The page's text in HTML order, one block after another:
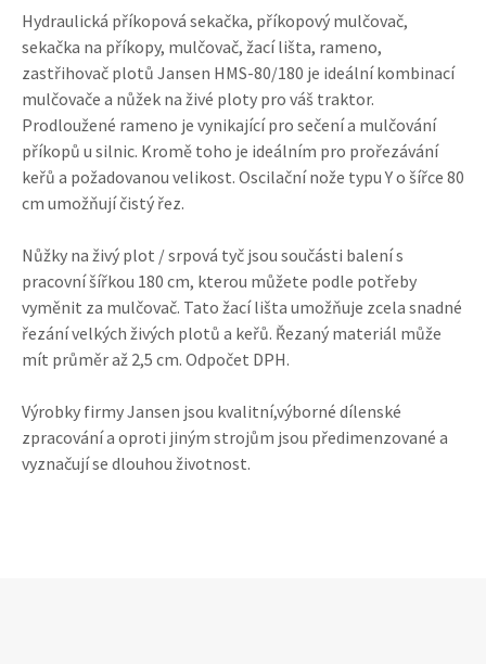
Hydraulická příkopová sekačka, příkopový mulčovač,
sekačka na příkopy, mulčovač, žací lišta, rameno,
zastřihovač plotů Jansen HMS-80/180 je ideální kombinací
mulčovače a nůžek na živé ploty pro váš traktor.
Prodloužené rameno je vynikající pro sečení a mulčování
příkopů u silnic. Kromě toho je ideálním pro prořezávání
keřů a požadovanou velikost. Oscilační nože typu Y o šířce 80
cm umožňují čistý řez.
Nůžky na živý plot / srpová tyč jsou součásti balení s
pracovní šířkou 180 cm, kterou můžete podle potřeby
vyměnit za mulčovač. Tato žací lišta umožňuje zcela snadné
řezání velkých živých plotů a keřů. Řezaný materiál může
mít průměr až 2,5 cm. Odpočet DPH.
Výrobky firmy Jansen jsou kvalitní,výborné dílenské
zpracování a oproti jiným strojům jsou předimenzované a
vyznačují se dlouhou životnost.